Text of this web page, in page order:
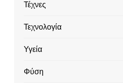
Τέχνες
Τεχνολογία
Υγεία
Φύση